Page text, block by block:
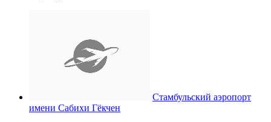
Стамбульский аэропорт
имени Сабихи Гёкчен